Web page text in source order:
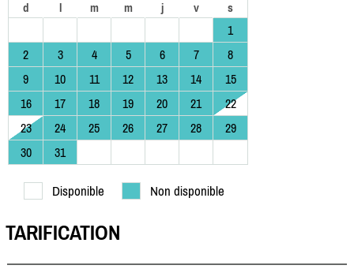
d l m m j v s
1
2
3 4 5 6 7
8
9
10 11 12 13 14
15
16
17 18 19 20 21
22
23
24 25 26 27 28
29
30
31
Disponible Non disponible
TARIFICATION